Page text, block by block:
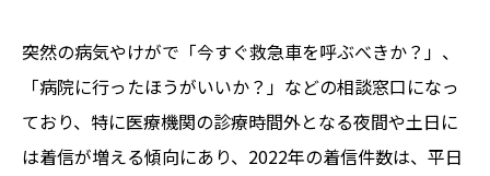
突然の病気やけがで「今すぐ救急車を呼ぶべきか？」、
「病院に行ったほうがいいか？」などの相談窓口になっ
ており、特に医療機関の診療時間外となる夜間や土日に
は着信が増える傾向にあり、2022年の着信件数は、平日